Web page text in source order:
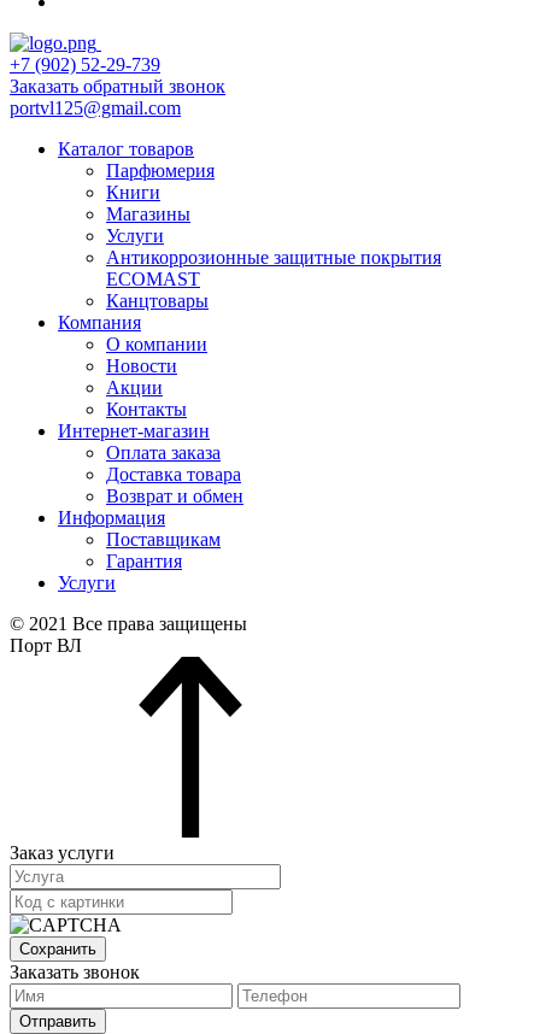
+7 (902) 52-29-739
Заказать обратный звонок
portvl125@gmail.com
Каталог товаров
Парфюмерия
Книги
Магазины
Услуги
Антикоррозионные защитные покрытия
ECOMAST
Канцтовары
Компания
О компании
Новости
Акции
Контакты
Интернет-магазин
Оплата заказа
Доставка товара
Возврат и обмен
Информация
Поставщикам
Гарантия
Услуги
© 2021 Все права защищены
Порт ВЛ
Заказ услуги
Сохранить
Заказать звонок
Отправить